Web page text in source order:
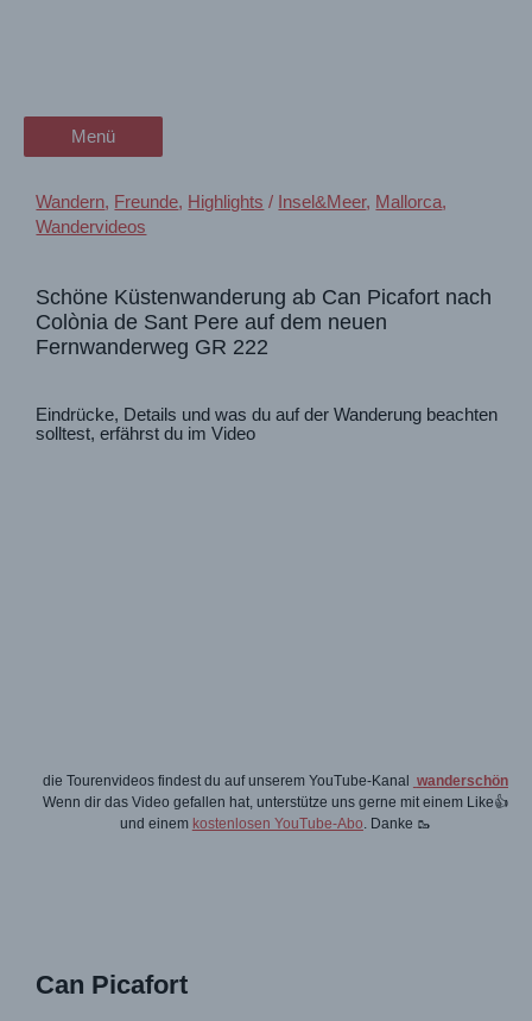
Menü
Menü
222
Wandern, Freunde, Highlights / Insel&Meer, Mallorca,
Wandervideos
Schöne Küstenwanderung ab Can Picafort nach
Colònia de Sant Pere auf dem neuen
Fernwanderweg GR 222
Eindrücke, Details und was du auf der Wanderung beachten
solltest, erfährst du im Video
die Tourenvideos findest du auf unserem YouTube-Kanal wanderschön
Wenn dir das Video gefallen hat, unterstütze uns gerne mit einem Like👍
und einem kostenlosen YouTube-Abo . Danke 🥾
Can Picafort